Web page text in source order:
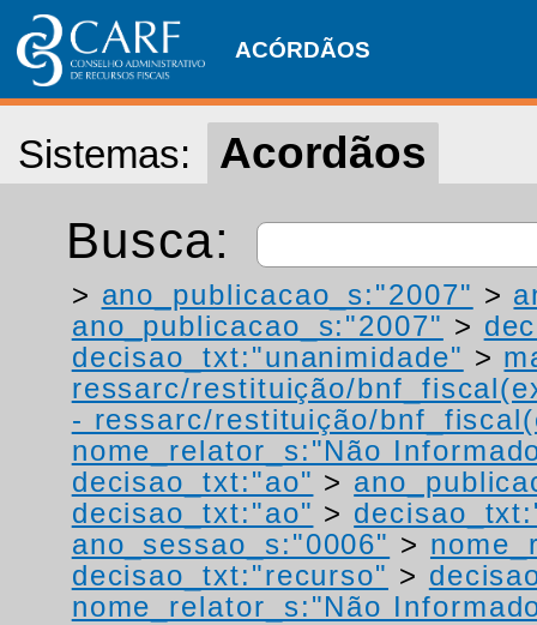
ACÓRDÃOS
Sistemas: Acordãos
Busca:
> ano_publicacao_s:"2007" >
ano_publicacao_s:"2007" >
decisao_txt:"unanimidade" >
ressarc/restituição/
- ressarc/restituição/
nome_relator_s:"Não
decisao_txt:"ao" >
decisao_txt:"ao" >
ano_sessao_s:"0006" >
decisao_txt:"recurso" >
nome_relator_s:"Não